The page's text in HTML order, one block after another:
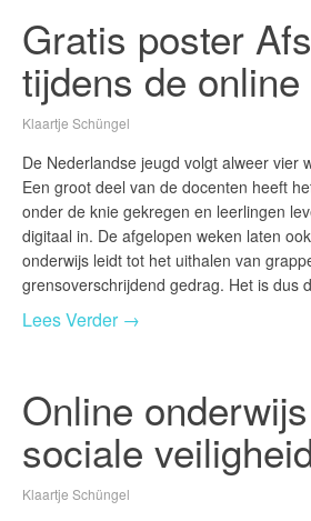
Gratis poster
tijdens de online
Klaartje Schüngel
De Nederlandse jeugd volgt alweer vier
Een groot deel van de docenten heeft
onder de knie gekregen en leerlingen
digitaal in. De afgelopen weken laten
onderwijs leidt tot het uithalen van
grensoverschrijdend gedrag. Het is dus
Lees Verder →
Online
sociale
Klaartje Schüngel